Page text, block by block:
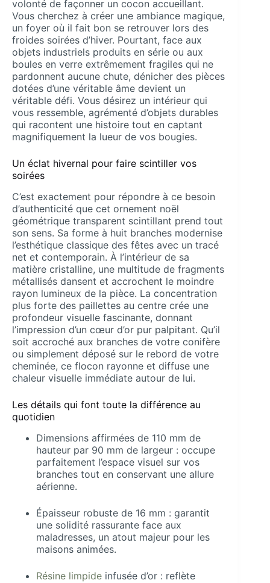
volonté de façonner un cocon accueillant.
Vous cherchez à créer une ambiance magique,
un foyer où il fait bon se retrouver lors des
froides soirées d’hiver. Pourtant, face aux
objets industriels produits en série ou aux
boules en verre extrêmement fragiles qui ne
pardonnent aucune chute, dénicher des pièces
dotées d’une véritable âme devient un
véritable défi. Vous désirez un intérieur qui
vous ressemble, agrémenté d’objets durables
qui racontent une histoire tout en captant
magnifiquement la lueur de vos bougies.
Un éclat hivernal pour faire scintiller vos
soirées
C’est exactement pour répondre à ce besoin
d’authenticité que cet ornement noël
géométrique transparent scintillant prend tout
son sens. Sa forme à huit branches modernise
l’esthétique classique des fêtes avec un tracé
net et contemporain. À l’intérieur de sa
matière cristalline, une multitude de fragments
métallisés dansent et accrochent le moindre
rayon lumineux de la pièce. La concentration
plus forte des paillettes au centre crée une
profondeur visuelle fascinante, donnant
l’impression d’un cœur d’or pur palpitant. Qu’il
soit accroché aux branches de votre conifère
ou simplement déposé sur le rebord de votre
cheminée, ce flocon rayonne et diffuse une
chaleur visuelle immédiate autour de lui.
Les détails qui font toute la différence au
quotidien
Dimensions affirmées de 110 mm de
hauteur par 90 mm de largeur : occupe
parfaitement l’espace visuel sur vos
branches tout en conservant une allure
aérienne.
Épaisseur robuste de 16 mm : garantit
une solidité rassurante face aux
maladresses, un atout majeur pour les
maisons animées.
Résine limpide infusée d’or : reflète